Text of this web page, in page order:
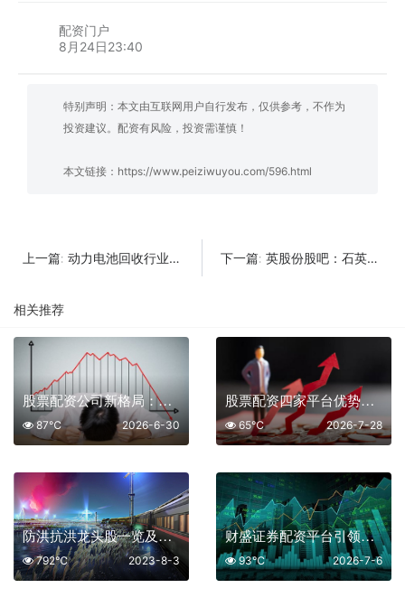
配资门户
8月24日23:40
特别声明：本文由互联网用户自行发布，仅供参考，不作为
投资建议。配资有风险，投资需谨慎！
本文链接： https://www.peiziwuyou.com/596.html
上一篇: 动力电池回收行业前景分析2022 下一篇: 英股份股吧：石英砂对石英股份的影响有多大
相关推荐
股票配资公司新格局：五大平台引领行业风向标
2026-6-30
87℃
股票配资四家平台优势解析
2026-7-28
65℃
防洪抗洪龙头股一览及排名
2023-8-3
792℃
财盛证券配资平台引领五大券商行情分析新趋势
2026-7-6
93℃